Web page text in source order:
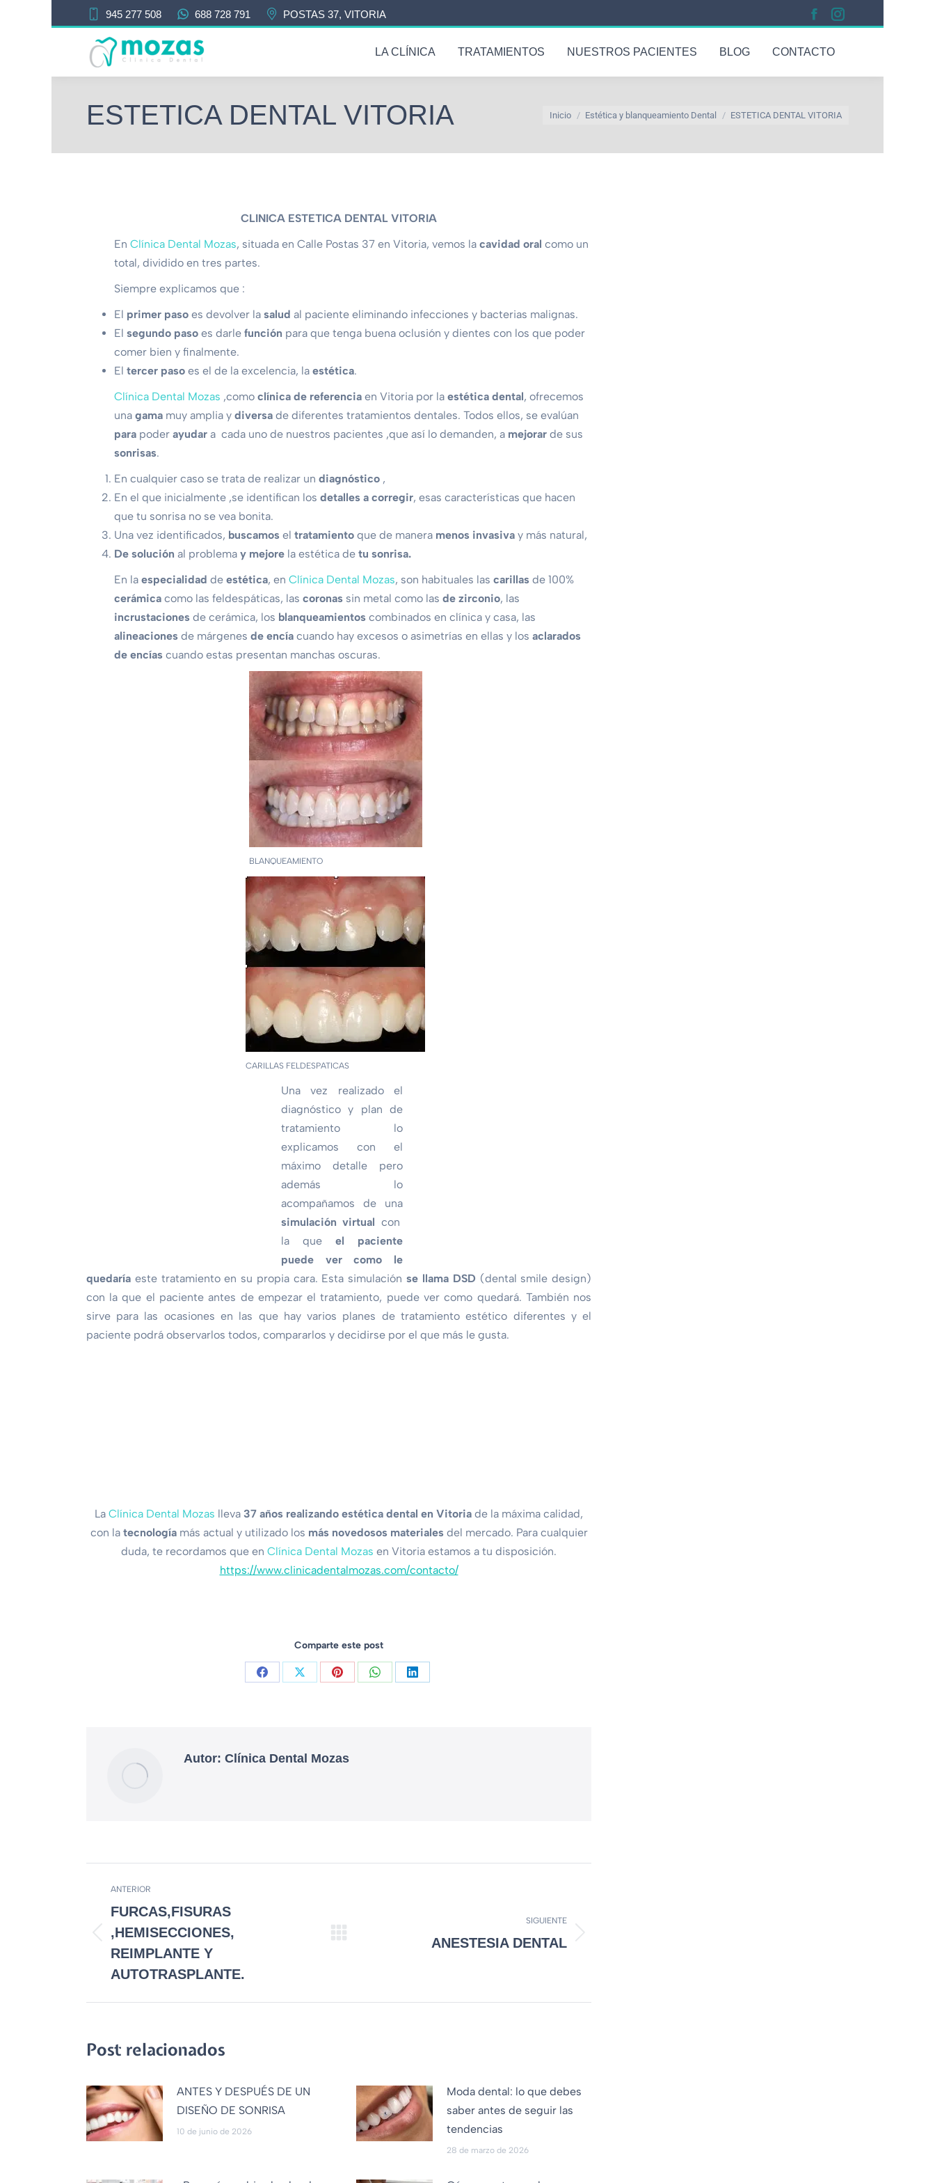
945 277 508 688 728 791 POSTAS 37, VITORIA
LA CLÍNICA TRATAMIENTOS NUESTROS PACIENTES BLOG CONTACTO
ESTETICA DENTAL VITORIA Inicio Estética y blanqueamiento Dental ESTETICA DENTAL VITORIA
CLINICA ESTETICA DENTAL VITORIA
En Clínica Dental Mozas, situada en Calle Postas 37 en Vitoria, vemos lacavidad oral como un
total, dividido en tres partes.
Siempre explicamos que :
El primer pasoes devolver la salud al paciente eliminando infecciones y bacterias malignas.
El segundo pasoes darlefunción para que tenga buena oclusión y dientes con los que poder
comer bien y finalmente.
El tercer pasoes el de la excelencia, laestética.
Clínica Dental Mozas ,como clínica de referenciaen Vitoria por la estética dental, ofrecemos
una gamamuy amplia y diversade diferentes tratamientos dentales. Todos ellos, se evalúan
parapoder ayudara cada uno de nuestros pacientes ,que así lo demanden, a mejorarde sus
sonrisas.
En cualquier caso se trata de realizar un diagnóstico,
En el que inicialmente ,se identifican los detalles a corregir, esas características que hacen
que tu sonrisa no se vea bonita.
Una vez identificados, buscamosel tratamientoque de manera menos invasivay más natural,
De solución al problema y mejorela estética detu sonrisa.
En la especialidad de estética, en Clínica Dental Mozas, son habituales las carillasde 100%
cerámicacomo las feldespáticas, las coronassin metal como las de zirconio, las
incrustacionesde cerámica, los blanqueamientoscombinados en clínica y casa, las
alineacionesde márgenes de encíacuando hay excesos o asimetrías en ellas y los aclarados
de encíascuando estas presentan manchas oscuras.
BLANQUEAMIENTO
CARILLAS FELDESPATICAS
Una vez realizado el
diagnóstico y plan de
tratamiento lo
explicamos con el
máximo detalle pero
además lo
acompañamos de una
simulación virtual con
la queel paciente
puede ver
como le
quedaríaeste tratamiento en su propia cara. Esta simulaciónse llama DSD (dental smile design)
con la que el paciente antes de empezar el tratamiento, puede ver como quedará. También nos
sirve para las ocasiones en las que hay varios planes de tratamiento estético diferentes y el
paciente podrá observarlos todos, compararlos y decidirse por el que más le gusta.
La Clínica Dental Mozas lleva 37 años realizando estética dental en Vitoria de la máxima calidad,
con latecnologíamás actual y utilizado los más novedosos materialesdel mercado. Para cualquier
duda, te recordamos que en Clínica Dental Mozas en Vitoria estamos a tu disposición.
https://www.clinicadentalmozas.com/contacto/
Comparte este post
Autor: Clínica Dental Mozas
ANTERIOR
FURCAS,FISURAS
,HEMISECCIONES,
REIMPLANTE Y
AUTOTRASPLANTE.
SIGUIENTE
ANESTESIA DENTAL
Post relacionados
ANTES Y DESPUÉS DE UN
DISEÑO DE SONRISA
10 de junio de 2026
Moda dental: lo que debes
saber antes de seguir las
tendencias
28 de marzo de 2026